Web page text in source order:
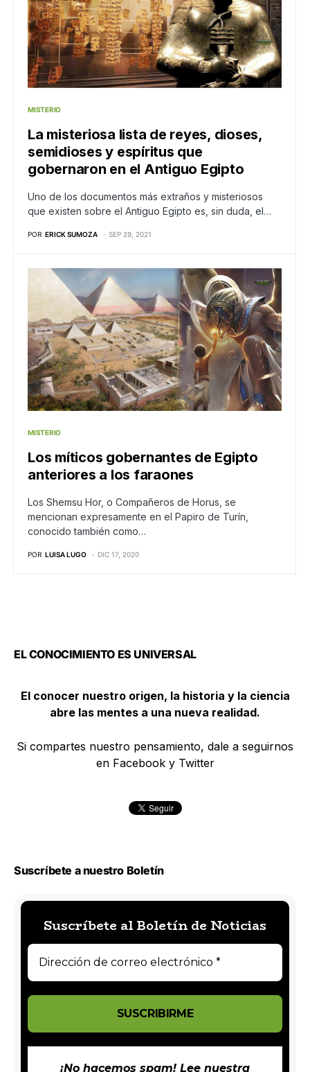
MISTERIO
La misteriosa lista de reyes, dioses,
semidioses y espíritus que
gobernaron en el Antiguo Egipto
Uno de los documentos más extraños y misteriosos
que existen sobre el Antiguo Egipto es, sin duda, el…
POR ERICK SUMOZA SEP 29, 2021
MISTERIO
Los míticos gobernantes de Egipto
anteriores a los faraones
Los Shemsu Hor, o Compañeros de Horus, se
mencionan expresamente en el Papiro de Turín,
conocido también como…
POR LUISA LUGO DIC 17, 2020
EL CONOCIMIENTO ES UNIVERSAL
El conocer nuestro origen, la historia y la ciencia
abre las mentes a una nueva realidad.
Si compartes nuestro pensamiento, dale a seguirnos
en Facebook y Twitter
Suscríbete a nuestro Boletín
Suscríbete al Boletín de Noticias
¡No hacemos spam! Lee nuestra